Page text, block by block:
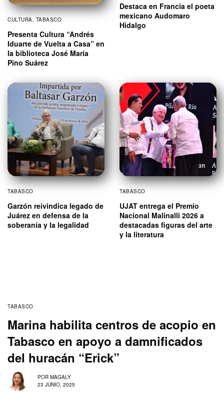
CULTURA, TABASCO
Presenta Cultura “Andrés
Iduarte de Vuelta a Casa” en
la biblioteca José María
Pino Suárez
Destaca en Francia el poeta
mexicano Audomaro
Hidalgo
TABASCO
Garzón reivindica legado de
Juárez en defensa de la
soberanía y la legalidad
TABASCO
UJAT entrega el Premio
Nacional Malinalli 2026 a
destacadas figuras del arte
y la literatura
TABASCO
Marina habilita centros de acopio en
Tabasco en apoyo a damnificados
del huracán “Erick”
POR MAGALY
23 JUNIO, 2025